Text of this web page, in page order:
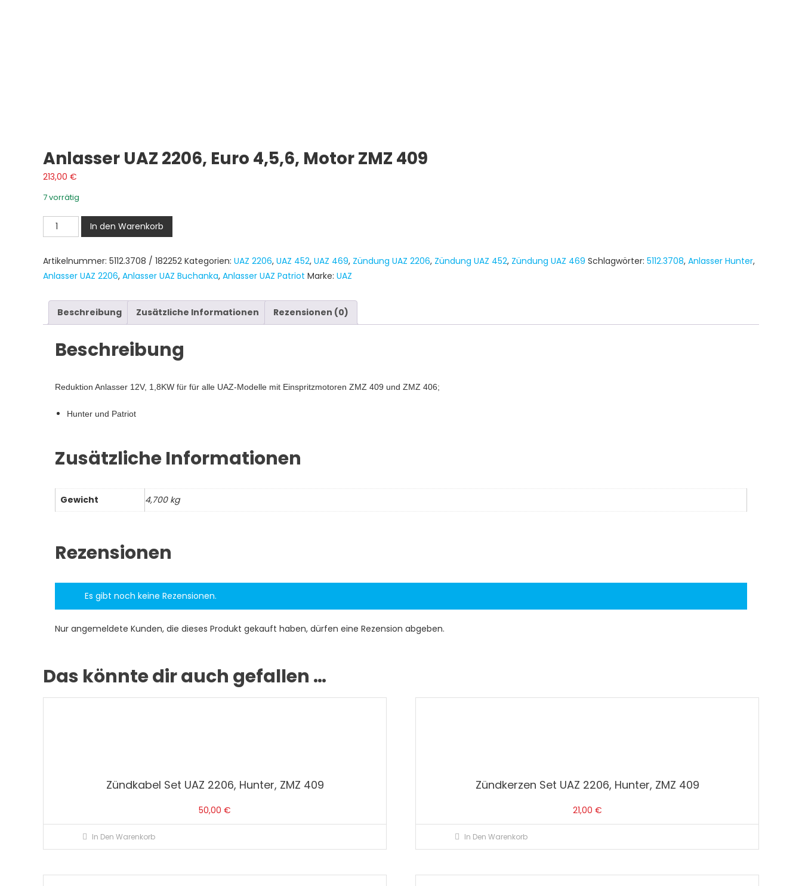
Anlasser UAZ 2206, Euro 4,5,6, Motor ZMZ 409
213,00 €
7 vorrätig
Anlasser
UAZ
Euro
4,5,6,
ZMZ
409
Menge
In den Warenkorb
Artikelnummer: 5112.3708 / 182252 Kategorien: UAZ 2206, UAZ 452, UAZ 469, Zündung UAZ 2206, Zündung UAZ 452, Zündung UAZ 469 Schlagwörter: 5112.3708, Anlasser Hunter,
Anlasser UAZ 2206, Anlasser UAZ Buchanka, Anlasser UAZ Patriot Marke: UAZ
Beschreibung Zusätzliche Informationen Rezensionen (0)
Beschreibung
Reduktion Anlasser 12V, 1,8KW für für alle UAZ-Modelle mit Einspritzmotoren ZMZ 409 und ZMZ 406;
Hunter und Patriot
Zusätzliche Informationen
Gewicht 4,700 kg
Rezensionen
Es gibt noch keine Rezensionen.
Nur angemeldete Kunden, die dieses Produkt gekauft haben, dürfen eine Rezension abgeben.
Das könnte dir auch gefallen …
Zündkabel Set UAZ 2206, Hunter, ZMZ 409
50,00 €
In Den Warenkorb
Zündkerzen Set UAZ 2206, Hunter, ZMZ 409
21,00 €
In Den Warenkorb